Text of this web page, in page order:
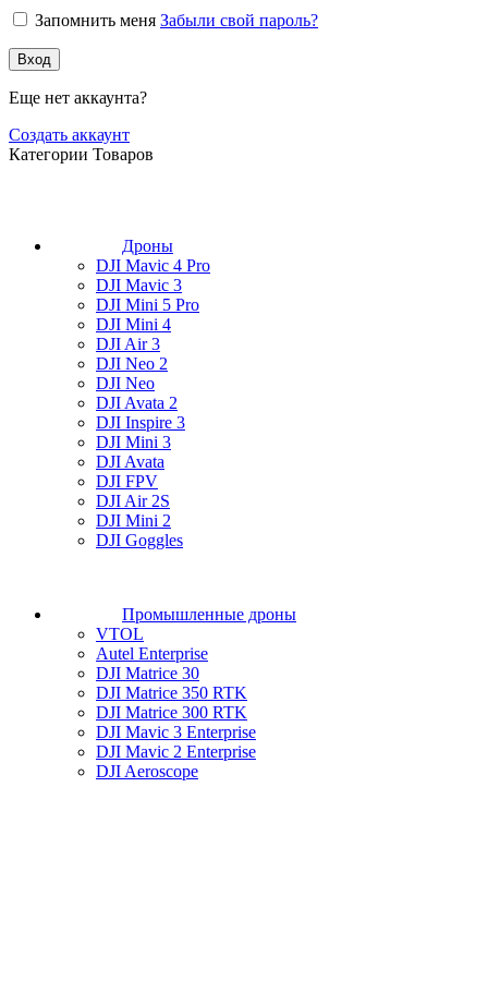
Запомнить меня Забыли свой пароль?
Вход
Еще нет аккаунта?
Создать аккаунт
Категории Товаров
Дроны
DJI Mavic 4 Pro
DJI Mavic 3
DJI Mini 5 Pro
DJI Mini 4
DJI Air 3
DJI Neo 2
DJI Neo
DJI Avata 2
DJI Inspire 3
DJI Mini 3
DJI Avata
DJI FPV
DJI Air 2S
DJI Mini 2
DJI Goggles
Промышленные дроны
VTOL
Autel Enterprise
DJI Matrice 30
DJI Matrice 350 RTK
DJI Matrice 300 RTK
DJI Mavic 3 Enterprise
DJI Mavic 2 Enterprise
DJI Aeroscope